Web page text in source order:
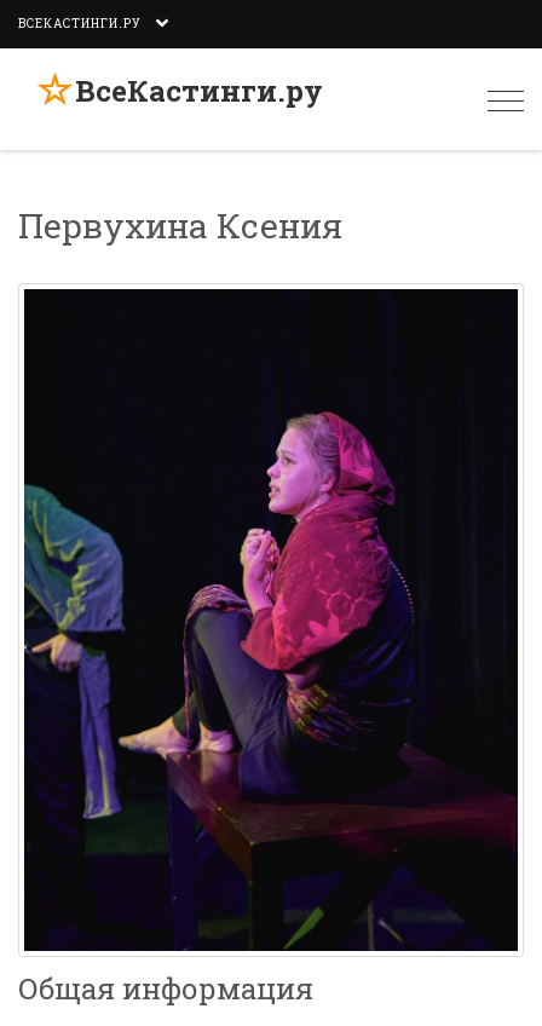
ВСЕКАСТИНГИ.РУ
☆ВсеКастинги.ру
Первухина Ксения
Общая информация